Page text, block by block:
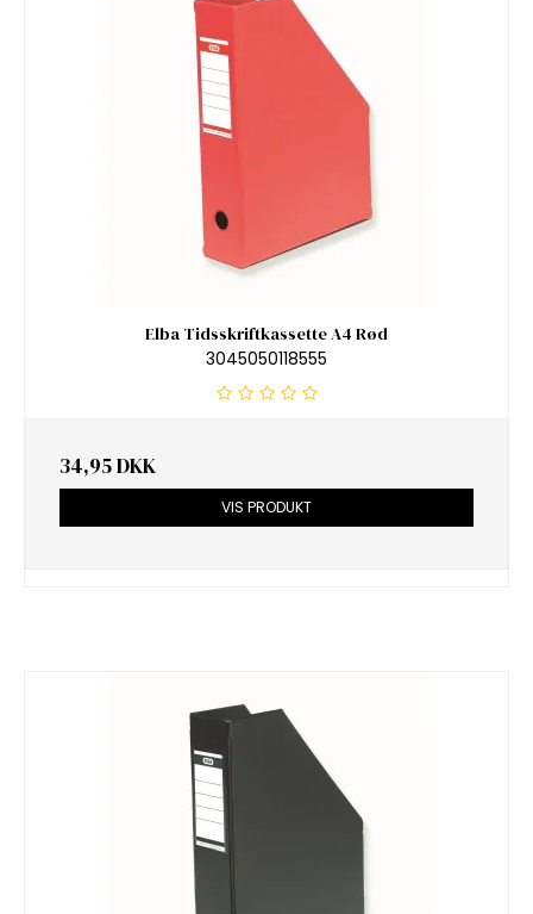
Elba Tidsskriftkassette A4 Rød
3045050118555
34,95 DKK
VIS PRODUKT